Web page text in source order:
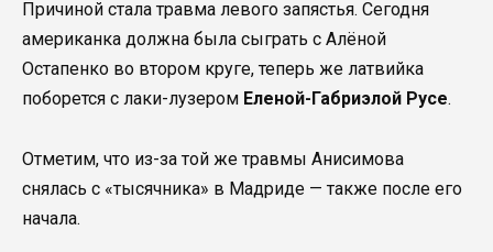
Причиной стала травма левого запястья. Сегодня
американка должна была сыграть с Алёной
Остапенко во втором круге, теперь же латвийка
поборется с лаки-лузером Еленой-Габриэлой Русе.
Отметим, что из-за той же травмы Анисимова
снялась с «тысячника» в Мадриде — также после его
начала.